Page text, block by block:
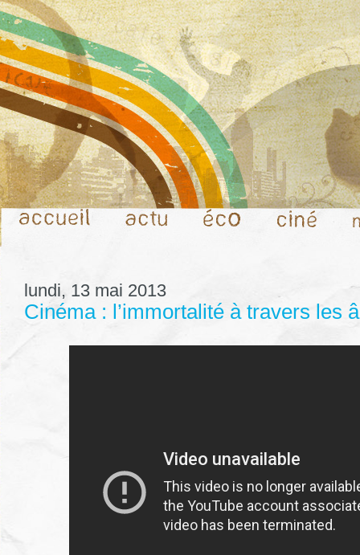
lundi, 13 mai 2013
Cinéma : l’immortalité à travers les